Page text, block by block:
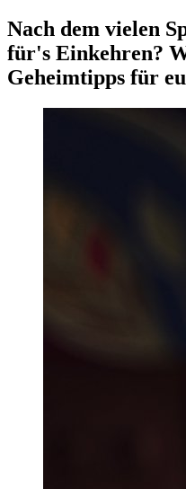
Nach dem vielen
für's Einkehren?
Geheimtipps für